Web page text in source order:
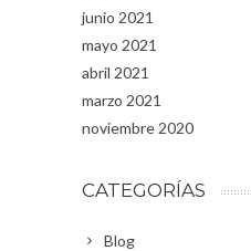
junio 2021
mayo 2021
abril 2021
marzo 2021
noviembre 2020
CATEGORÍAS
Blog